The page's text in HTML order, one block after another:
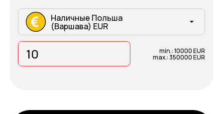
Наличные Польша
(Варшава) EUR
min.: 10000 EUR
max.: 350000 EUR